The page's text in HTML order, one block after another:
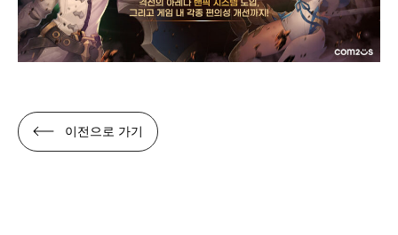
이전으로 가기